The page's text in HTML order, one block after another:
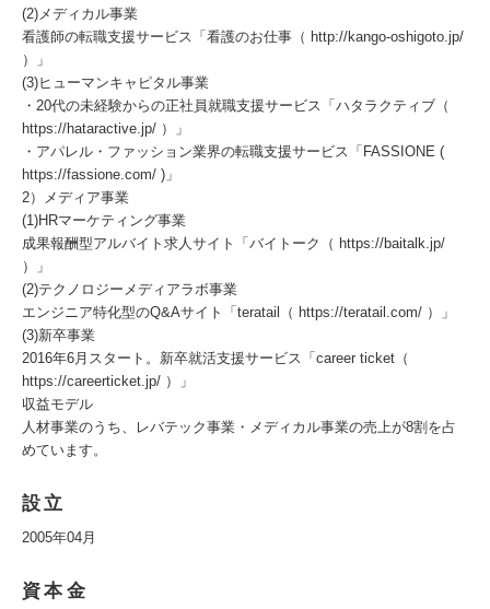
(2)メディカル事業
看護師の転職支援サービス「看護のお仕事（ http://kango-oshigoto.jp/
）」
(3)ヒューマンキャピタル事業
・20代の未経験からの正社員就職支援サービス「ハタラクティブ（
https://hataractive.jp/ ）」
・アパレル・ファッション業界の転職支援サービス「FASSIONE (
https://fassione.com/ )」
2）メディア事業
(1)HRマーケティング事業
成果報酬型アルバイト求人サイト「バイトーク（ https://baitalk.jp/
）」
(2)テクノロジーメディアラボ事業
エンジニア特化型のQ&Aサイト「teratail（ https://teratail.com/ ）」
(3)新卒事業
2016年6月スタート。新卒就活支援サービス「career ticket（
https://careerticket.jp/ ）」
収益モデル
人材事業のうち、レバテック事業・メディカル事業の売上が8割を占
めています。
設立
2005年04月
資本金